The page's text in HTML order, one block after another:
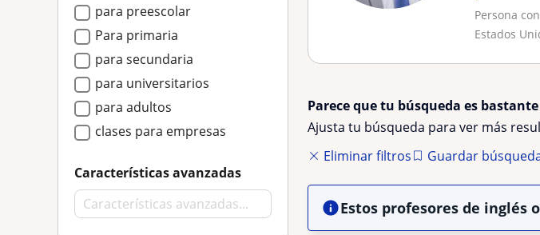
para preescolar
Para primaria
para secundaria
para universitarios
para adultos
clases para empresas
Características avanzadas
Persona
Estados
Parece que tu búsqueda es
Ajusta tu búsqueda para ver más
Eliminar filtros
Guardar
Estos profesores de